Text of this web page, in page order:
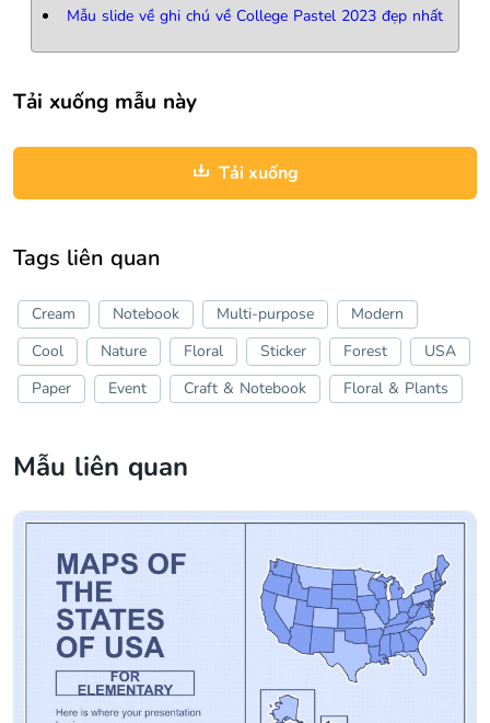
Mẫu slide về ghi chú về College Pastel 2023 đẹp nhất
Tải xuống mẫu này
Tải xuống
Tags liên quan
Cream Notebook Multi-purpose
Modern
Cool
Nature Floral Sticker Forest
USA
Paper
Event Craft & Notebook Floral & Plants
Mẫu liên quan